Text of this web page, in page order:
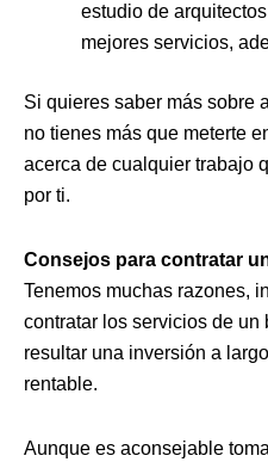
estudio de
mejores servicios,
Si quieres saber más sobre
no tienes más que meterte
acerca de cualquier trabajo
por ti.
Consejos para contratar
Tenemos muchas razones,
contratar los servicios de un
resultar una inversión a
rentable.
Aunque es aconsejable